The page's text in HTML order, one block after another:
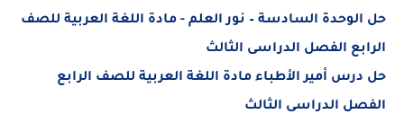
السادسة – نور العلم - مادة اللغة العربية للصف
الفصل الدراسى الثالث
أمير الأطباء مادة اللغة العربية للصف الرابع
الدراسى الثالث